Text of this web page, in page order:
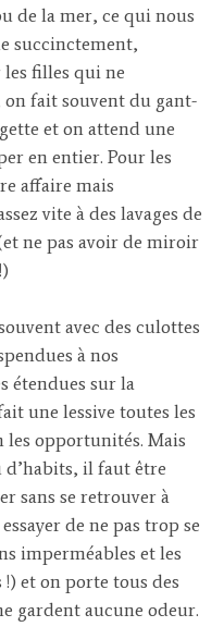
de la mer, ce qui nous
succinctement,
les filles qui ne
on fait souvent du gant-
et on attend une
en entier. Pour les
affaire mais
vite à des lavages de
ne pas avoir de miroir
avec des culottes
à nos
étendues sur la
une lessive toutes les
les opportunités. Mais
il faut être
sans se retrouver à
de ne pas trop se
imperméables et les
et on porte tous des
gardent aucune odeur.